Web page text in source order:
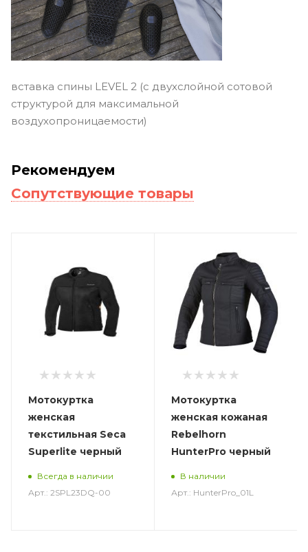
вставка спины LEVEL 2 (с двухслойной сотовой
структурой для максимальной
воздухопроницаемости)
Рекомендуем
Сопутствующие товары
Мотокуртка
женская
текстильная Seca
Superlite черный
Всегда в наличии
Арт.: 2SPL23DQ-00
Мотокуртка
женская кожаная
Rebelhorn
HunterPro черный
В наличии
Арт.: HunterPro_01L